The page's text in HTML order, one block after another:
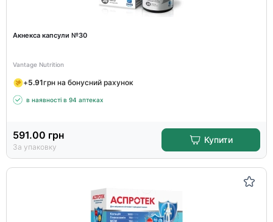
Акнекса капсули №30
Vantage Nutrition
+5.91грн на бонусний рахунок
в наявності в 94 аптеках
591.00 грн
За упаковку
Купити